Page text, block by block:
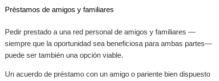
Préstamos de amigos y familiares
Pedir prestado a una red personal de amigos y familiares —
siempre que la oportunidad sea beneficiosa para ambas partes—
puede ser también una opción viable.
Un acuerdo de préstamo con un amigo o pariente bien dispuesto